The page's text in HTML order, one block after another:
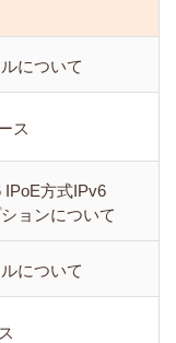
ルについて
ス
IPoE方式IPv6
ョンについて
ルについて